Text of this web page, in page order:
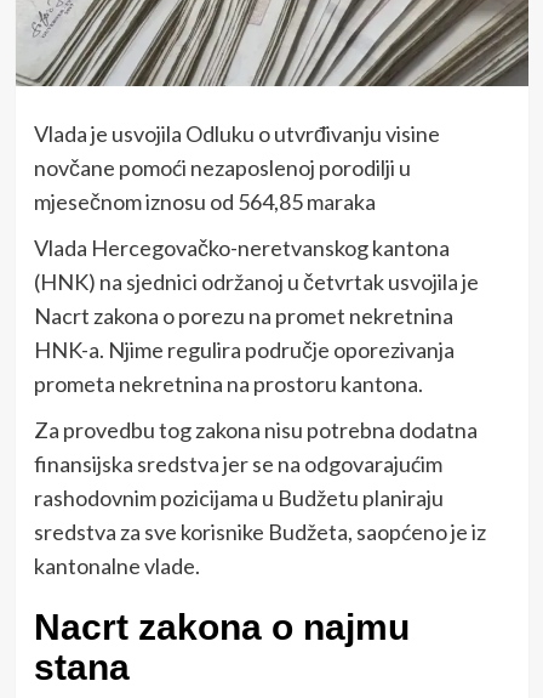
Vlada je usvojila Odluku o utvrđivanju visine
novčane pomoći nezaposlenoj porodilji u
mjesečnom iznosu od 564,85 maraka
Vlada Hercegovačko-neretvanskog kantona
(HNK) na sjednici održanoj u četvrtak usvojila je
Nacrt zakona o porezu na promet nekretnina
HNK-a. Njime regulira područje oporezivanja
prometa nekretnina na prostoru kantona.
Za provedbu tog zakona nisu potrebna dodatna
finansijska sredstva jer se na odgovarajućim
rashodovnim pozicijama u Budžetu planiraju
sredstva za sve korisnike Budžeta, saopćeno je iz
kantonalne vlade.
Nacrt zakona o najmu
stana